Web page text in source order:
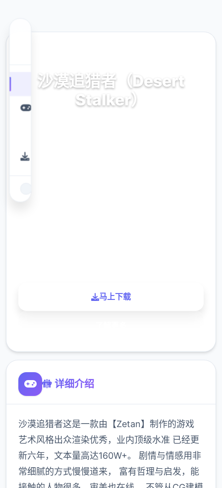
沙漠追猎者（Desert
Stalker）
马上下载
🚻 详细介绍
沙漠追猎者这是一款由【Zetan】制作的游戏
艺术风格出众渲染优秀，业内顶级水准 已经更
新六年，文本量高达160W+。 剧情与情感用非
常细腻的方式慢慢道来， 富有哲理与启发，能